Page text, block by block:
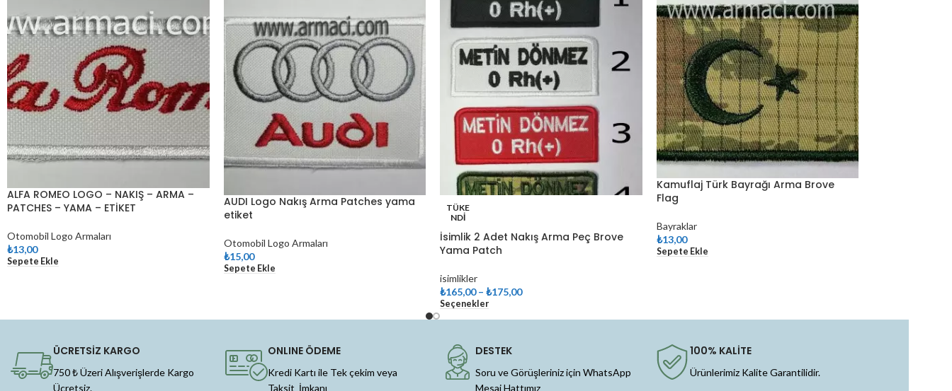
ALFA ROMEO LOGO – NAKIŞ – ARMA –
PATCHES – YAMA – ETİKET
Otomobil Logo Armaları
₺13,00
Sepete Ekle
AUDI Logo Nakış Arma Patches yama
etiket
Otomobil Logo Armaları
₺15,00
Sepete Ekle
TÜKE
NDI
İsimlik 2 Adet Nakış Arma Peç Brove
Yama Patch
isimlikler
₺165,00 – ₺175,00
Seçenekler
Kamuflaj Türk Bayrağı Arma Brove
Flag
Bayraklar
₺13,00
Sepete Ekle
ÜCRETSİZ KARGO
750 ₺ Üzeri Alışverişlerde Kargo
Ücretsiz.
ONLINE ÖDEME
Kredi Kartı ile Tek çekim veya
Taksit İmkanı
DESTEK
Soru ve Görüşleriniz için WhatsApp
Mesaj Hattımız
100% KALİTE
Ürünlerimiz Kalite Garantilidir.